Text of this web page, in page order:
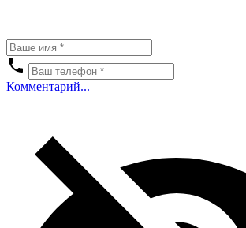
Комментарий...